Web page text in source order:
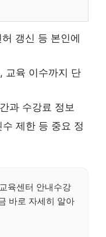
갱신 등 본인에
교육 이수까지 단
과 수강료 정보
제한 등 중요 정
육센터 안내수강
바로 자세히 알아